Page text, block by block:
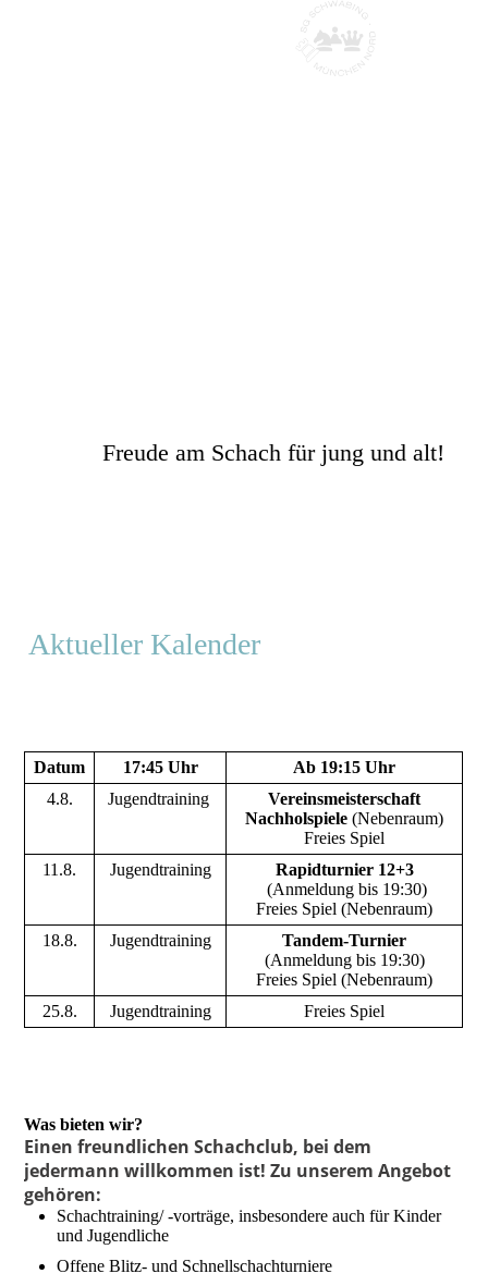
Freude am Schach für jung und alt!
Aktueller Kalender
Datum 17:45 Uhr
Ab 19:15 Uhr
4.8.
Jugendtraining
Vereinsmeisterschaft
Nachholspiele(Nebenraum)
Freies Spiel
11.8.
Jugendtraining
Rapidturnier 12+3
(Anmeldung bis 19:30)
Freies Spiel (Nebenraum)
18.8.
Jugendtraining
Tandem-Turnier
(Anmeldung bis 19:30)
Freies Spiel (Nebenraum)
25.8.
Jugendtraining Freies Spiel
Was bieten wir?
Einen freundlichen Schachclub, bei dem
jedermann willkommen ist! Zu unserem Angebot
gehören:
Schachtraining/ -vorträge, insbesondere auch für Kinder
und Jugendliche
Offene Blitz- und Schnellschachturniere